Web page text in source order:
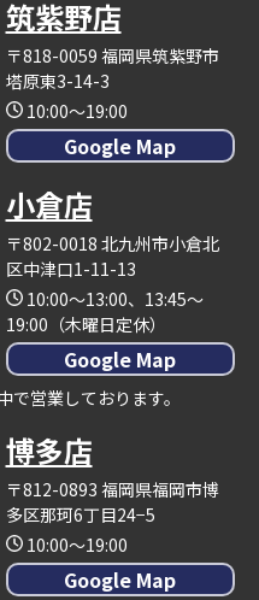
筑紫野店
〒818-0059 福岡県筑紫野市
塔原東3-14-3
10:00～19:00
Google Map
小倉店
〒802-0018 北九州市小倉北
区中津口1-11-13
10:00～13:00、13:45～
19:00（木曜日定休）
Google Map
営業しております。
博多店
〒812-0893 福岡県福岡市博
多区那珂6丁目24−5
10:00～19:00
Google Map